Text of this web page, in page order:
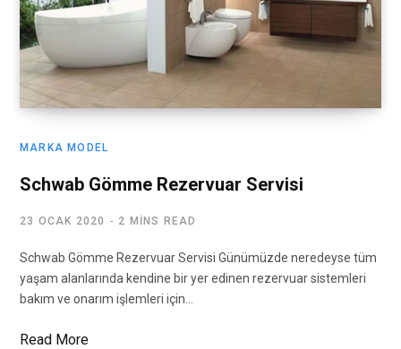
MARKA MODEL
Schwab Gömme Rezervuar Servisi
23 OCAK 2020 2 MINS READ
Schwab Gömme Rezervuar Servisi Günümüzde neredeyse tüm
yaşam alanlarında kendine bir yer edinen rezervuar sistemleri
bakım ve onarım işlemleri için…
Read More